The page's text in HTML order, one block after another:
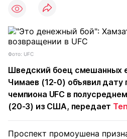
Фото: UFC
Шведский боец смешанных
Чимаев (12-0) объявил дату
чемпиона UFC в
(20-3) из США, передает
Проспект промоушена